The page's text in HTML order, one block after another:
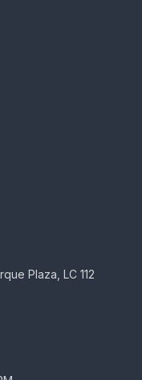
Plaza, LC 112